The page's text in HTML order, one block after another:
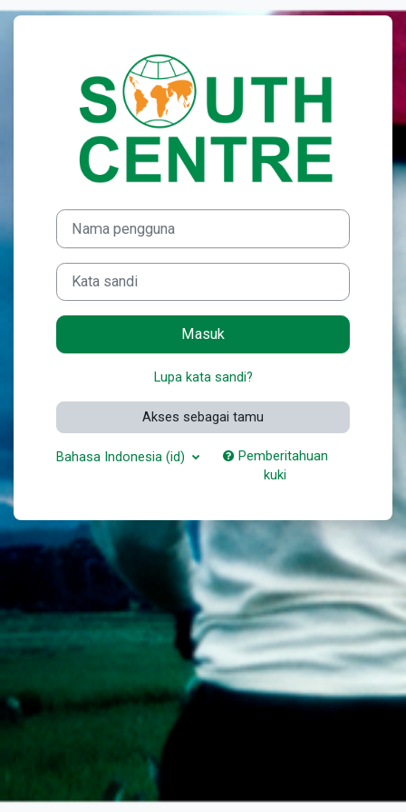
Lewati ke konten utama
Masuk ke
Nama pengguna
Kata sandi
Masuk
Lupa kata sandi?
Akses sebagai tamu
Bahasa Indonesia ‎(id)‎
Pemberitahuan
kuki